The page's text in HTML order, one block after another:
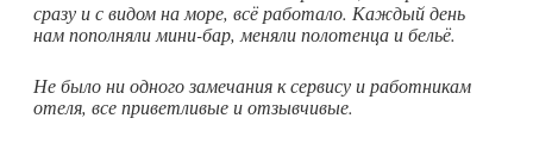
сразу и с видом на море, всё работало. Каждый день
нам пополняли мини-бар, меняли полотенца и бельё.
Не было ни одного замечания к сервису и работникам
отеля, все приветливые и отзывчивые.